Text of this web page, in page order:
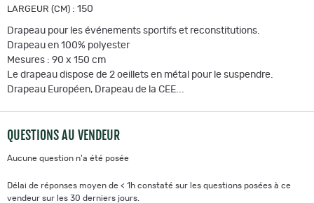
LARGEUR (CM) : 150
Drapeau pour les événements sportifs et reconstitutions.
Drapeau en 100% polyester
Mesures : 90 x 150 cm
Le drapeau dispose de 2 oeillets en métal pour le suspendre.
Drapeau Européen, Drapeau de la CEE...
QUESTIONS AU VENDEUR
Aucune question n'a été posée
Délai de réponses moyen de < 1h constaté sur les questions posées à ce
vendeur sur les 30 derniers jours.